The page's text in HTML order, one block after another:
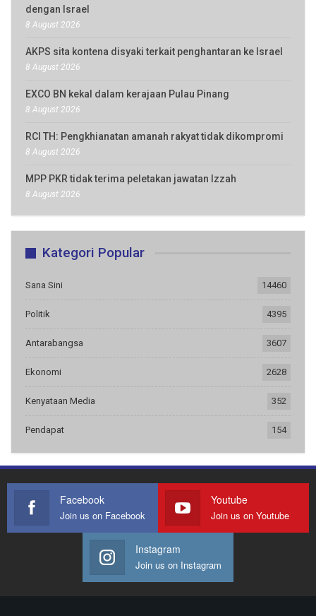
dengan Israel
8 August 2026
AKPS sita kontena disyaki terkait penghantaran ke Israel
8 August 2026
EXCO BN kekal dalam kerajaan Pulau Pinang
8 August 2026
RCI TH: Pengkhianatan amanah rakyat tidak dikompromi
8 August 2026
MPP PKR tidak terima peletakan jawatan Izzah
8 August 2026
Kategori Popular
Sana Sini 14460
Politik 4395
Antarabangsa 3607
Ekonomi 2628
Kenyataan Media 352
Pendapat 154
Facebook
Join us on Facebook
Youtube
Join us on Youtube
Instagram
Join us on Instagram